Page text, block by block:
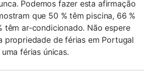
Podemos fazer esta afirmação
que 50 % têm piscina, 66 %
têm ar-condicionado. Não espere
propriedade de férias em Portugal
férias únicas.